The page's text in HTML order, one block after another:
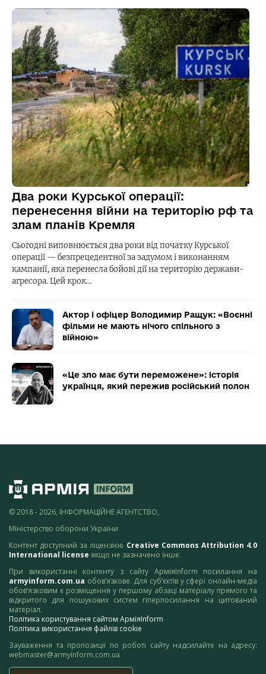
Два роки Курської операції:
перенесення війни на територію рф та
злам планів Кремля
Сьогодні виповнюється два роки від початку Курської
операції — безпрецедентної за задумом і виконанням
кампанії, яка перенесла бойові дії на територію держави-
агресора. Цей крок…
Актор і офіцер Володимир Ращук: «Воєнні
фільми не мають нічого спільного з
війною»
«Це зло має бути переможене»: історія
українця, який пережив російський полон
© 2018 - 2026, ІНФОРМАЦІЙНЕ АГЕНТСТВО,
Міністерство оборони України
Контент доступний за ліцензією Creative Commons Attribution 4.0
International license якщо не зазначено інше.
При використанні контенту з сайту АрміяInform посилання на
armyinform.com.ua обов’язкове. Для суб’єктів у сфері онлайн-медіа
обов’язковим є розміщення у першому абзаці матеріалу прямого та
відкритого для пошукових систем гіперпосилання на цитований
матеріал.
Політика користування сайтом АрміяInform
Політика використання файлів cookie
Зауваження та пропозиції по роботі сайту надсилайте на адресу:
webmaster@armyinform.com.ua